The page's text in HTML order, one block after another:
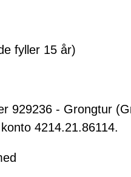
fyller 15 år)
929236 - Grongtur
4214.21.86114.